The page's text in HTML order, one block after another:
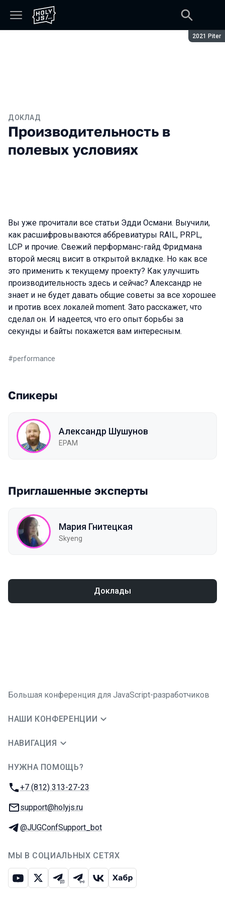
Сезон:
2021 Piter
ДОКЛАД
Производительность в
полевых условиях
Вы уже прочитали все статьи Эдди Османи. Выучили,
как расшифровываются аббревиатуры RAIL, PRPL,
LCP и прочие. Свежий перформанс-гайд Фридмана
второй месяц висит в открытой вкладке. Но как все
это применить к текущему проекту? Как улучшить
производительность здесь и сейчас? Александр не
знает и не будет давать общие советы за все хорошее
и против всех локалей moment. Зато расскажет, что
сделал он. И надеется, что его опыт борьбы за
секунды и байты покажется вам интересным.
#performance
Спикеры
Александр Шушунов
EPAM
Приглашенные эксперты
Мария Гнитецкая
Skyeng
Доклады
Большая конференция для JavaScript-разработчиков
НАШИ КОНФЕРЕНЦИИ
НАВИГАЦИЯ
НУЖНА ПОМОЩЬ?
Телефон:
+7 (812) 313-27-23
E-mail:
support@holyjs.ru
Телеграм:
@JUGConfSupport_bot
МЫ В СОЦИАЛЬНЫХ СЕТЯХ
ЮтубИкс Телеграм-чат
Телеграм-канал
ВКонтакте
Хабр